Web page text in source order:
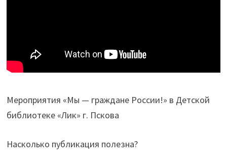
Мероприятия «Мы — граждане России!» в Детской
библиотеке «Лик» г. Пскова
Насколько публикация полезна?